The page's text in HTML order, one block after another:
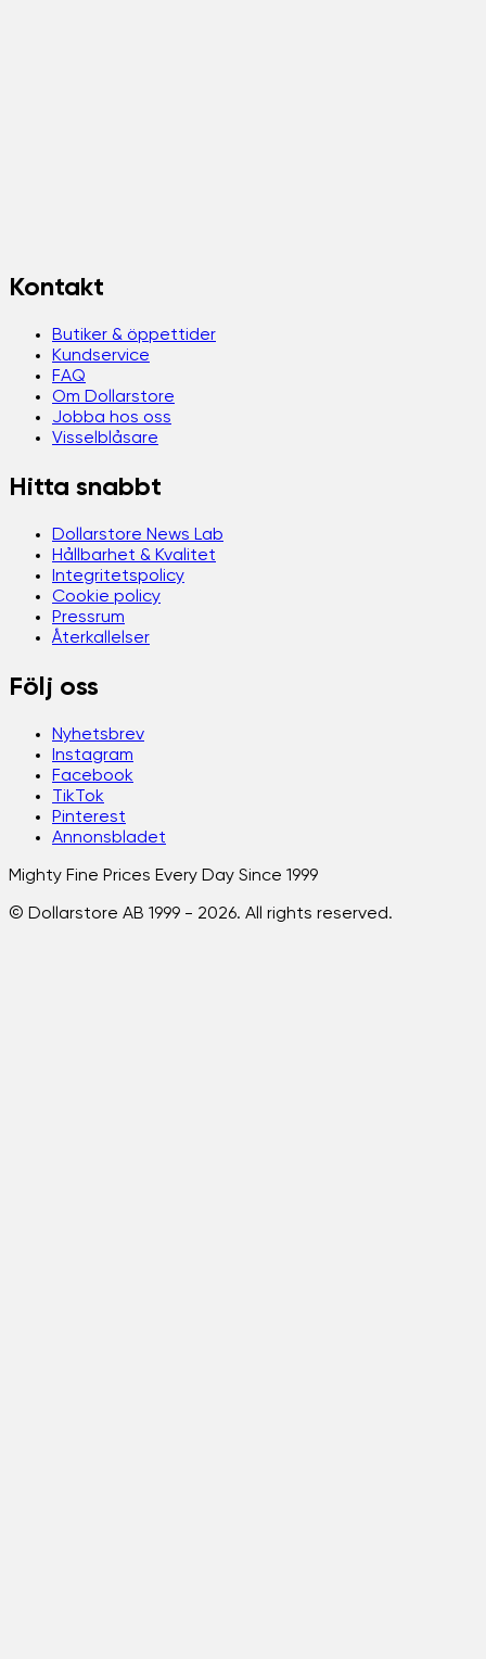
Kontakt
Butiker & öppettider
Kundservice
FAQ
Om Dollarstore
Jobba hos oss
Visselblåsare
Hitta snabbt
Dollarstore News Lab
Hållbarhet & Kvalitet
Integritetspolicy
Cookie policy
Pressrum
Återkallelser
Följ oss
Nyhetsbrev
Instagram
Facebook
TikTok
Pinterest
Annonsbladet
Mighty Fine Prices Every Day Since 1999
© Dollarstore AB 1999 - 2026. All rights reserved.